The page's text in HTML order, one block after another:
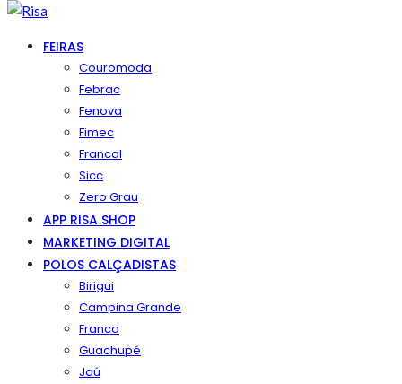
FEIRAS
Couromoda
Febrac
Fenova
Fimec
Francal
Sicc
Zero Grau
APP RISA SHOP
MARKETING DIGITAL
POLOS CALÇADISTAS
Birigui
Campina Grande
Franca
Guachupé
Jaú